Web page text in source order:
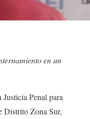
en un
Penal para
Distrito Zona Sur,